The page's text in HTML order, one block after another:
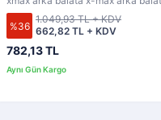
%36
782,13 TL
662,82 TL + KDV
1.049,93 TL + KDV